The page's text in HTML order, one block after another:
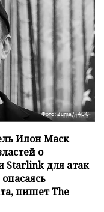
Фото: Zuma/ТАСС
Илон Маск
о
Starlink для атак
пишет The